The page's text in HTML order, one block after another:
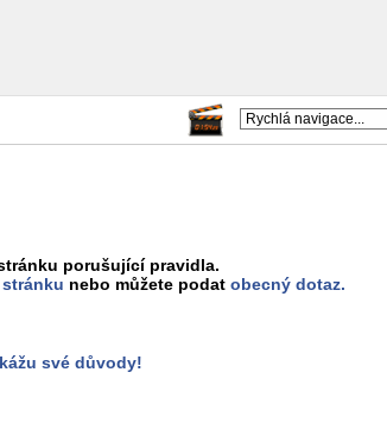
porušující pravidla.
nebo můžete podat obecný dotaz.
své důvody!